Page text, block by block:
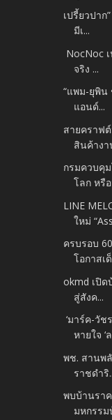
เปรี้ยวปาก
มีเ...
NocNoc
จริง ...
“แพม-ยุพิน
แอนด์...
สายคราฟ
สินค้างา
กรมควบคุ
โลก หรื
LINE
ใหม่
ครบรอบ
โอกาสเ
okmd เปิ
สู่สังค...
‘มาร์ค-วั
หายใจ ‘
พช. สานพ
ราชดำริ
พบบ้านรา
มหกรรม